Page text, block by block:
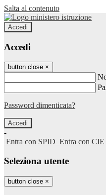
Salta al contenuto
Accedi
Accedi
button close ×
Password dimenticata?
-
Entra con SPID Entra con CIE
Seleziona utente
button close ×